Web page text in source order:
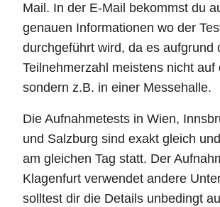
Mail. In der E-Mail bekommst du
genauen Informationen wo der
durchgeführt wird, da es aufgrund
Teilnehmerzahl meistens nicht auf
sondern z.B. in einer Messehalle.
Die Aufnahmetests in Wien,
und Salzburg sind exakt gleich
am gleichen Tag statt. Der
Klagenfurt verwendet andere
solltest dir die Details unbedingt